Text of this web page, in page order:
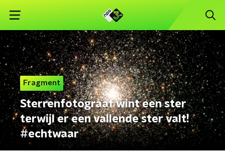
Fragment
Sterrenfotograaf wint een ster
terwijl er een vallende ster valt!
#echtwaar